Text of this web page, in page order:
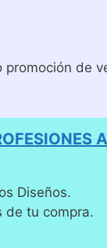
de
Diseños.
de tu compra.